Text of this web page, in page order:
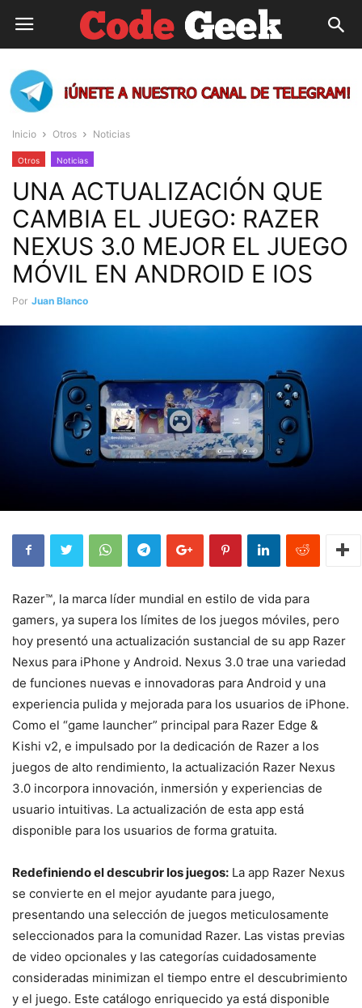
Inicio Otros Noticias
Otros Noticias
UNA ACTUALIZACIÓN QUE
CAMBIA EL JUEGO: RAZER
NEXUS 3.0 MEJOR EL JUEGO
MÓVIL EN ANDROID E IOS
Por Juan Blanco
Razer™, la marca líder mundial en estilo de vida para
gamers, ya supera los límites de los juegos móviles, pero
hoy presentó una actualización sustancial de su app Razer
Nexus para iPhone y Android. Nexus 3.0 trae una variedad
de funciones nuevas e innovadoras para Android y una
experiencia pulida y mejorada para los usuarios de iPhone.
Como el “game launcher” principal para Razer Edge &
Kishi v2, e impulsado por la dedicación de Razer a los
juegos de alto rendimiento, la actualización Razer Nexus
3.0 incorpora innovación, inmersión y experiencias de
usuario intuitivas. La actualización de esta app está
disponible para los usuarios de forma gratuita.
Redefiniendo el descubrir los juegos: La app Razer Nexus
se convierte en el mejor ayudante para juego,
presentando una selección de juegos meticulosamente
seleccionados para la comunidad Razer. Las vistas previas
de video opcionales y las categorías cuidadosamente
consideradas minimizan el tiempo entre el descubrimiento
y el juego. Este catálogo enriquecido ya está disponible